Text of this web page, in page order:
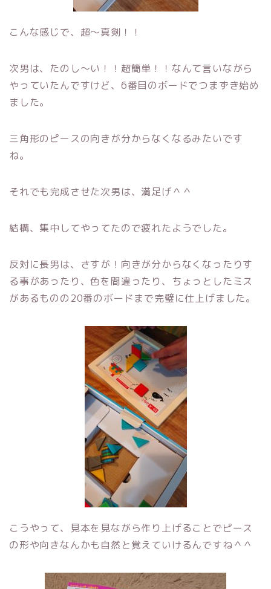
こんな感じで、超～真剣！！
次男は、たのし～い！！超簡単！！なんて言いながら
やっていたんですけど、6番目のボードでつまずき始め
ました。
三角形のピースの向きが分からなくなるみたいです
ね。
それでも完成させた次男は、満足げ＾＾
結構、集中してやってたので疲れたようでした。
反対に長男は、さすが！向きが分からなくなったりす
る事があったり、色を間違ったり、ちょっとしたミス
があるものの20番のボードまで完璧に仕上げました。
こうやって、見本を見ながら作り上げることでピース
の形や向きなんかも自然と覚えていけるんですね＾＾